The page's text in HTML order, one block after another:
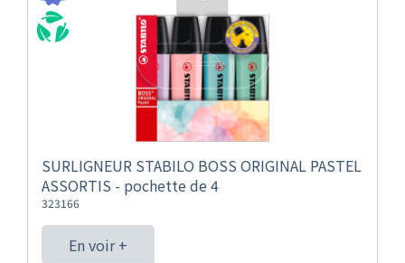
SURLIGNEUR STABILO BOSS ORIGINAL PASTEL
ASSORTIS - pochette de 4
323166
En voir +